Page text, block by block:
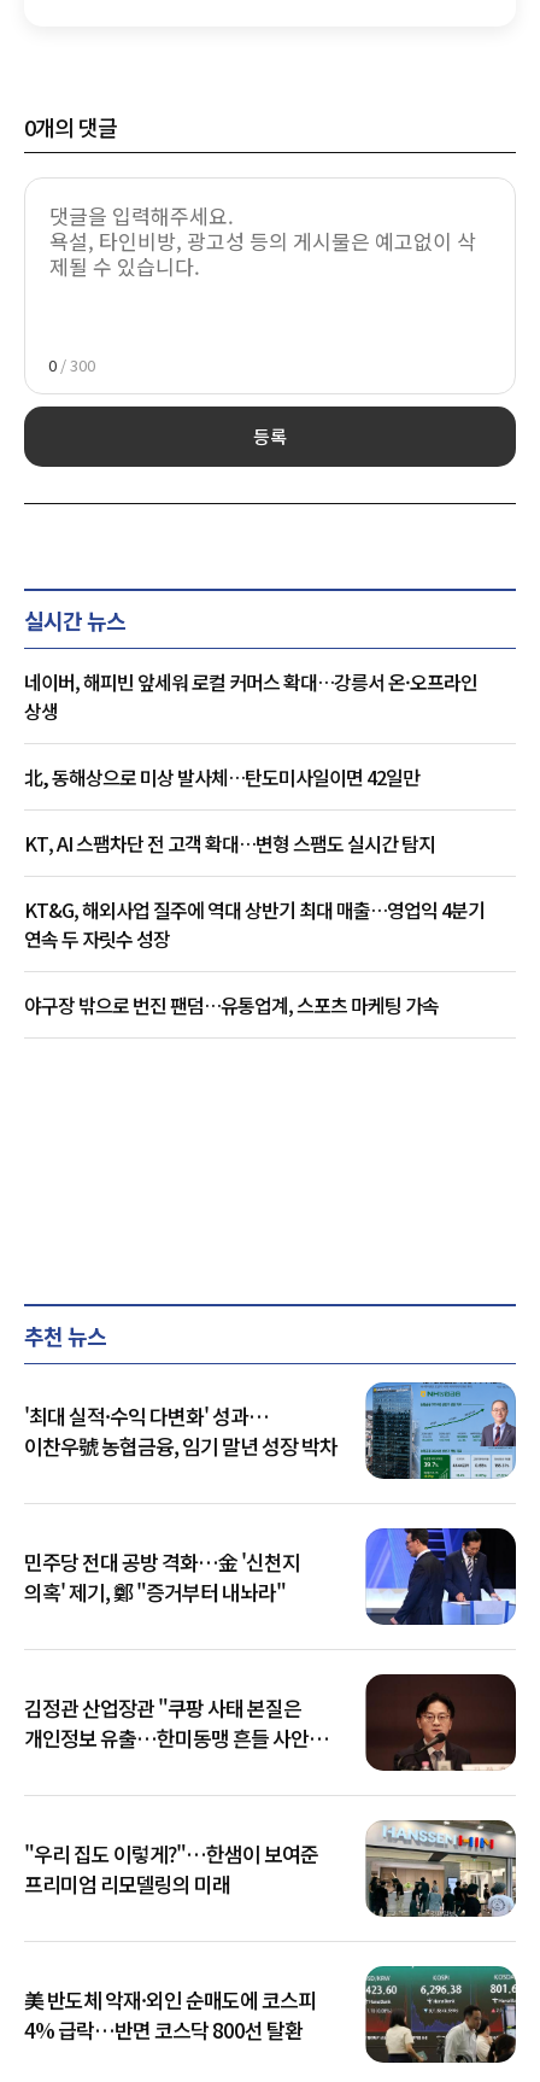
0개의 댓글
0 / 300
등록
실시간 뉴스
네이버, 해피빈 앞세워 로컬 커머스 확대…강릉서 온·오프라인
상생
北, 동해상으로 미상 발사체…탄도미사일이면 42일만
KT, AI 스팸차단 전 고객 확대…변형 스팸도 실시간 탐지
KT&G, 해외사업 질주에 역대 상반기 최대 매출…영업익 4분기
연속 두 자릿수 성장
야구장 밖으로 번진 팬덤…유통업계, 스포츠 마케팅 가속
추천 뉴스
'최대 실적·수익 다변화' 성과…
이찬우號 농협금융, 임기 말년 성장 박차
민주당 전대 공방 격화…金 '신천지
의혹' 제기, 鄭 "증거부터 내놔라"
김정관 산업장관 "쿠팡 사태 본질은
개인정보 유출…한미동맹 흔들 사안
"우리 집도 이렇게?"…한샘이 보여준
프리미엄 리모델링의 미래
美 반도체 악재·외인 순매도에 코스피
4% 급락…반면 코스닥 800선 탈환